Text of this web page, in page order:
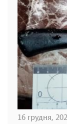
16 грудня,